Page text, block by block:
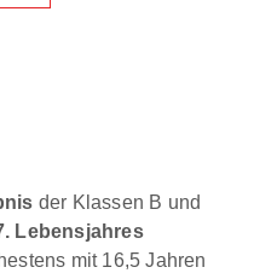
der Klassen B und
Lebensjahres
mit 16,5 Jahren